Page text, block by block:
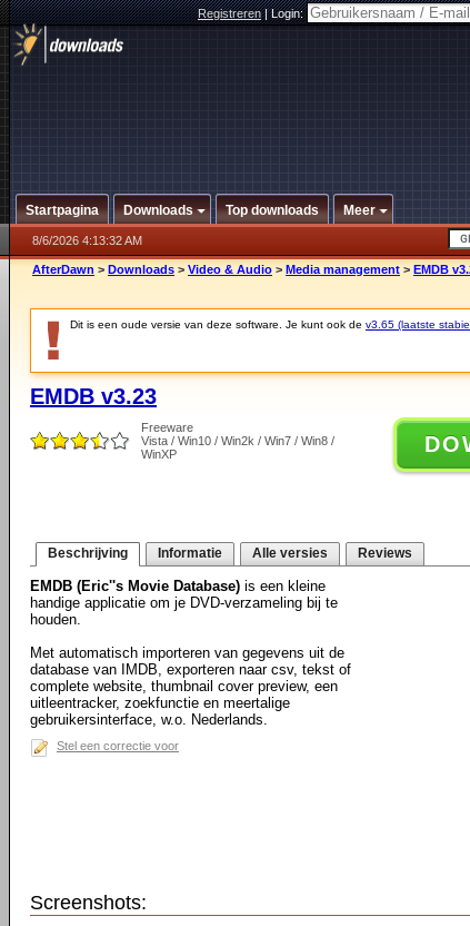
Registreren|Login:
Startpagina Downloads Top downloads Meer
8/6/2026 4:13:32 AM
AfterDawn > Downloads > Video & Audio > Media management > EMDB
Dit is een oude versie van deze software. Je kunt ook de v3.65 (laatste
EMDB v3.23
Freeware
Vista / Win10 / Win2k / Win7 / Win8 /
WinXP
Beschrijving Informatie Alle versies Reviews
EMDB (Eric''s Movie Database) is een kleine
handige applicatie om je DVD-verzameling bij te
houden.
Met automatisch importeren van gegevens uit de
database van IMDB, exporteren naar csv, tekst of
complete website, thumbnail cover preview, een
uitleentracker, zoekfunctie en meertalige
gebruikersinterface, w.o. Nederlands.
Stel een correctie voor
Screenshots: